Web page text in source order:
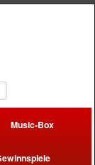
Music-Box